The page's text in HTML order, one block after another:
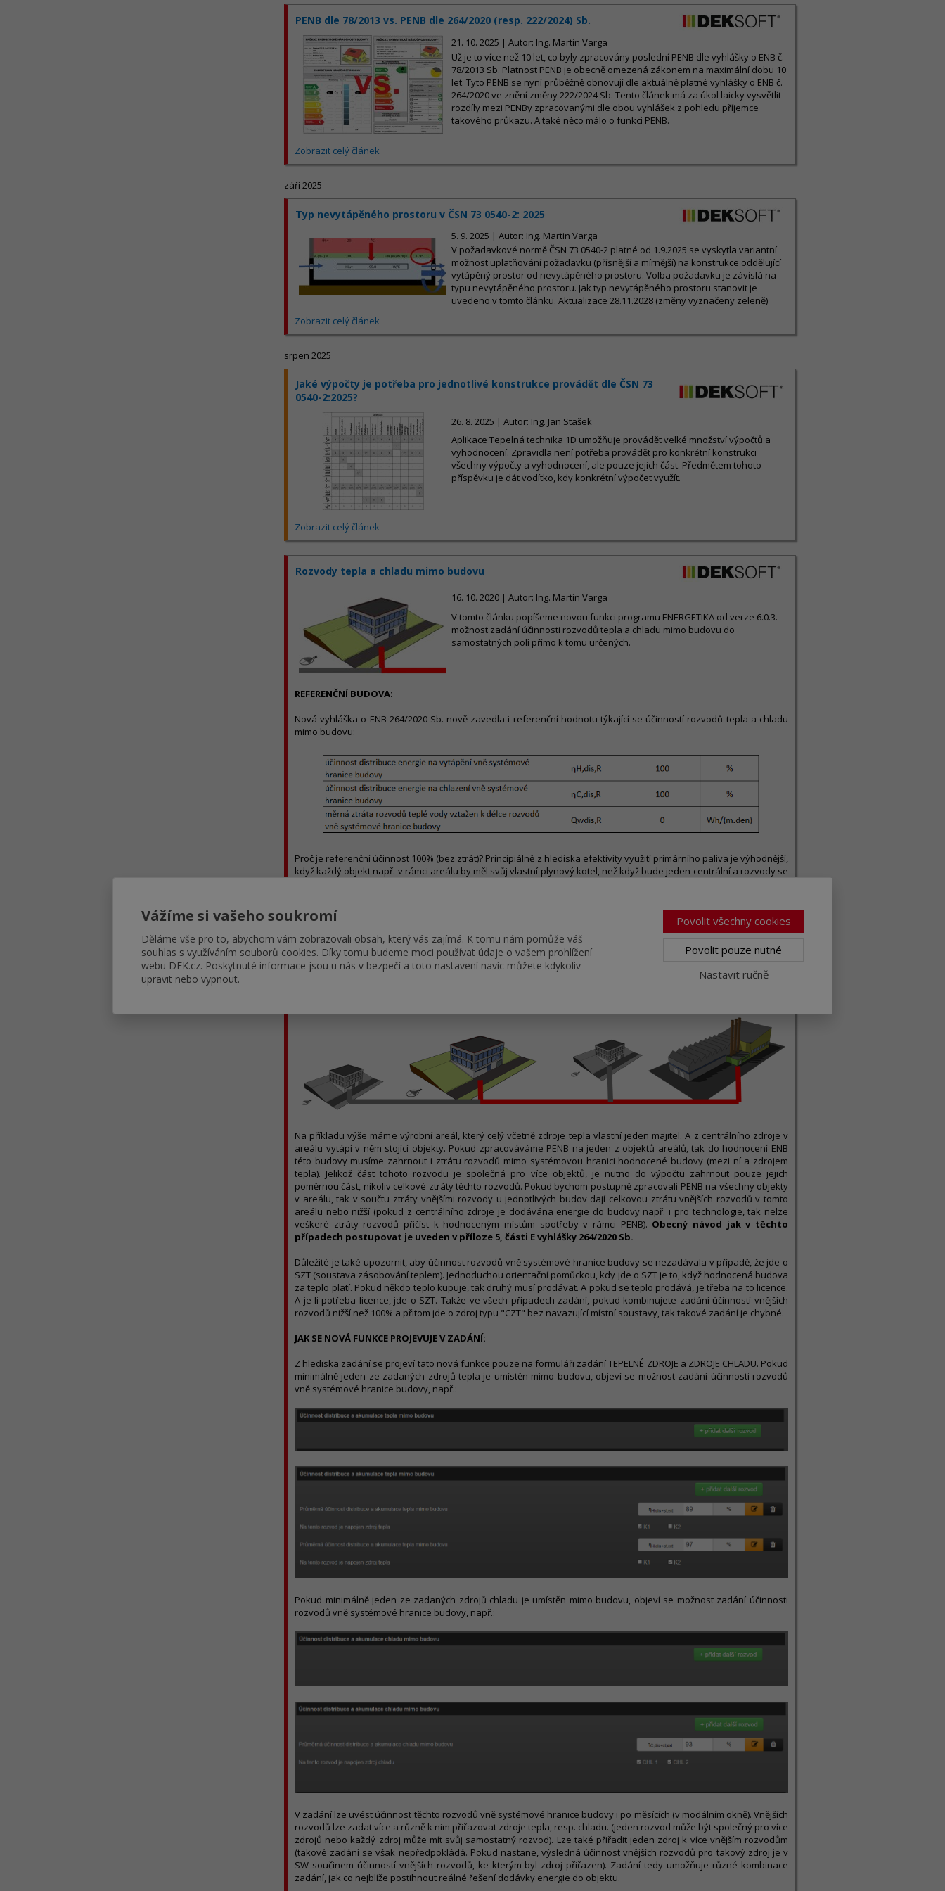
Vážíme si vašeho soukromí
Děláme vše pro to, abychom vám zobrazovali obsah, který vás zajímá. K tomu nám pomůže váš
souhlas s využíváním souborů cookies. Díky tomu budeme moci používat údaje o vašem prohlížení
webu DEK.cz. Poskytnuté informace jsou u nás v bezpečí a toto nastavení navíc můžete kdykoliv
upravit nebo vypnout.
Povolit všechny cookies
Povolit pouze nutné
Nastavit ručně
PENB dle 78/2013 vs. PENB dle 264/2020 (resp. 222/2024) Sb.
21. 10. 2025 | Autor: Ing. Martin Varga
Už je to více než 10 let, co byly zpracovány poslední PENB dle vyhlášky o ENB č.
78/2013 Sb. Platnost PENB je obecně omezená zákonem na maximální dobu 10
let. Tyto PENB se nyní průběžně obnovují dle aktuálně platné vyhlášky o ENB č.
264/2020 ve znění změny 222/2024 Sb. Tento článek má za úkol laicky vysvětlit
rozdíly mezi PENBy zpracovanými dle obou vyhlášek z pohledu příjemce
takového průkazu. A také něco málo o funkci PENB.
Zobrazit celý článek
září 2025
Typ nevytápěného prostoru v ČSN 73 0540-2: 2025
5. 9. 2025 | Autor: Ing. Martin Varga
V požadavkové normě ČSN 73 0540-2 platné od 1.9.2025 se vyskytla variantní
možnost uplatňování požadavku (přísnější a mírnější) na konstrukce oddělující
vytápěný prostor od nevytápěného prostoru. Volba požadavku je závislá na
typu nevytápěného prostoru. Jak typ nevytápěného prostoru stanovit je
uvedeno v tomto článku. Aktualizace 28.11.2028 (změny vyznačeny zeleně)
Zobrazit celý článek
srpen 2025
Jaké výpočty je potřeba pro jednotlivé konstrukce provádět dle ČSN 73
0540-2:2025?
26. 8. 2025 | Autor: Ing. Jan Stašek
Aplikace Tepelná technika 1D umožňuje provádět velké množství výpočtů a
vyhodnocení. Zpravidla není potřeba provádět pro konkrétní konstrukci
všechny výpočty a vyhodnocení, ale pouze jejich část. Předmětem tohoto
příspěvku je dát vodítko, kdy konkrétní výpočet využít.
Zobrazit celý článek
Rozvody tepla a chladu mimo budovu
16. 10. 2020 | Autor: Ing. Martin Varga
V tomto článku popíšeme novou funkci programu ENERGETIKA od verze 6.0.3. -
možnost zadání účinnosti rozvodů tepla a chladu mimo budovu do
samostatných polí přímo k tomu určených.
REFERENČNÍ BUDOVA:
Nová vyhláška o ENB 264/2020 Sb. nově zavedla i referenční hodnotu týkající se účinností rozvodů tepla a chladu
mimo budovu:
Proč je referenční účinnost 100% (bez ztrát)? Principiálně z hlediska efektivity využití primárního paliva je výhodnější,
když každý objekt např. v rámci areálu by měl svůj vlastní plynový kotel, než když bude jeden centrální a rozvody se
řešení areálu s centrálním zdrojem je automaticky špatně. V důsledku zahrnutí dalších faktorů to může být
ekonomicky výhodné. Ale PENB se na to dívá z hlediska využití primární energie. Z tohoto důvodu při takovém
centrálním řešení zdroje, je zkrátka nutno u hodnocené budovy zvolit lepší řešení než u referenční budovy. A to
právě v důsledku kompenzace ztráty vlivem účinnosti rozvodů vně systémové hranice budovy.
O JAKÉ PŘÍPADY JDE:
Na příkladu výše máme výrobní areál, který celý včetně zdroje tepla vlastní jeden majitel. A z centrálního zdroje v
areálu vytápí v něm stojící objekty. Pokud zpracováváme PENB na jeden z objektů areálů, tak do hodnocení ENB
této budovy musíme zahrnout i ztrátu rozvodů mimo systémovou hranici hodnocené budovy (mezi ní a zdrojem
tepla). Jelikož část tohoto rozvodu je společná pro více objektů, je nutno do výpočtu zahrnout pouze jejich
poměrnou část, nikoliv celkové ztráty těchto rozvodů. Pokud bychom postupně zpracovali PENB na všechny objekty
v areálu, tak v součtu ztráty vnějšími rozvody u jednotlivých budov dají celkovou ztrátu vnějších rozvodů v tomto
areálu nebo nižší (pokud z centrálního zdroje je dodávána energie do budovy např. i pro technologie, tak nelze
veškeré ztráty rozvodů přičíst k hodnoceným místům spotřeby v rámci PENB). Obecný návod jak v těchto
případech postupovat je uveden v příloze 5, části E vyhlášky 264/2020 Sb.
Důležité je také upozornit, aby účinnost rozvodů vně systémové hranice budovy se nezadávala v případě, že jde o
SZT (soustava zásobování teplem). Jednoduchou orientační pomůckou, kdy jde o SZT je to, když hodnocená budova
za teplo platí. Pokud někdo teplo kupuje, tak druhý musí prodávat. A pokud se teplo prodává, je třeba na to licence.
A je-li potřeba licence, jde o SZT. Takže ve všech případech zadání, pokud kombinujete zadání účinností vnějších
rozvodů nižší než 100% a přitom jde o zdroj typu "CZT" bez navazující místní soustavy, tak takové zadání je chybné.
JAK SE NOVÁ FUNKCE PROJEVUJE V ZADÁNÍ:
Z hlediska zadání se projeví tato nová funkce pouze na formuláři zadání TEPELNÉ ZDROJE a ZDROJE CHLADU. Pokud
minimálně jeden ze zadaných zdrojů tepla je umístěn mimo budovu, objeví se možnost zadání účinnosti rozvodů
vně systémové hranice budovy, např.:
Pokud minimálně jeden ze zadaných zdrojů chladu je umístěn mimo budovu, objeví se možnost zadání účinnosti
rozvodů vně systémové hranice budovy, např.:
V zadání lze uvést účinnost těchto rozvodů vně systémové hranice budovy i po měsících (v modálním okně). Vnějších
rozvodů lze zadat více a různě k nim přiřazovat zdroje tepla, resp. chladu. (jeden rozvod může být společný pro více
zdrojů nebo každý zdroj může mít svůj samostatný rozvod). Lze také přiřadit jeden zdroj k více vnějším rozvodům
(takové zadání se však nepředpokládá. Pokud nastane, výsledná účinnost vnějších rozvodů pro takový zdroj je v
SW součinem účinností vnějších rozvodů, ke kterým byl zdroj přiřazen). Zadání tedy umožňuje různé kombinace
zadání, jak co nejblíže postihnout reálné řešení dodávky energie do objektu.